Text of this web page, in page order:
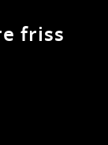
friss